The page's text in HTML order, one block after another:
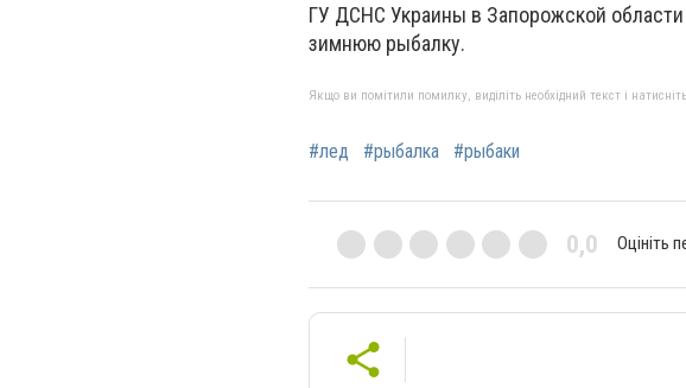
ГУ ДСНС Украины в Запорожской
зимнюю рыбалку.
Якщо ви помітили помилку, виділіть необхідний текст і
#лед #рыбалка #рыбаки
0,0 Оцініть